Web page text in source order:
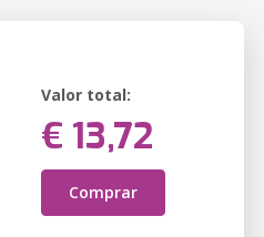
Valor total:
€ 13,72
Comprar